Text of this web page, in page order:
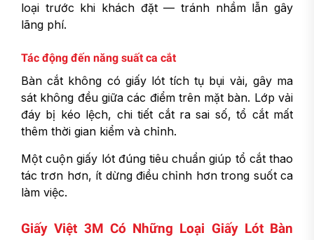
loại trước khi khách đặt — tránh nhầm lẫn gây
lãng phí.
Tác động đến năng suất ca cắt
Bàn cắt không có giấy lót tích tụ bụi vải, gây ma
sát không đều giữa các điểm trên mặt bàn. Lớp vải
đáy bị kéo lệch, chi tiết cắt ra sai số, tổ cắt mất
thêm thời gian kiểm và chỉnh.
Một cuộn giấy lót đúng tiêu chuẩn giúp tổ cắt thao
tác trơn hơn, ít dừng điều chỉnh hơn trong suốt ca
làm việc.
Giấy Việt 3M Có Những Loại Giấy Lót Bàn